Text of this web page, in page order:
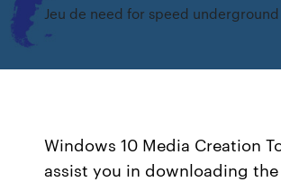
Jeu de need for speed
Windows 10 Media Creation
assist you in downloading